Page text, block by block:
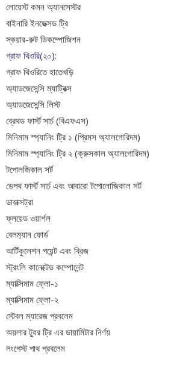
লোয়েস্ট কমন অ্যানসেস্টর
বাইনারি ইনডেক্সড ট্রি
স্কয়ার-রুট ডিকম্পোজিশন
গ্রাফ থিওরি(২০):
গ্রাফ থিওরিতে হাতেখড়ি
অ্যাডজেসেন্সি ম্যাট্রিক্স
অ্যাডজেসেন্সি লিস্ট
ব্রেথড ফার্স্ট সার্চ (বিএফএস)
মিনিমাম স্প্যানিং ট্রি ১ (প্রিমস অ্যালগোরিদম)
মিনিমাম স্প্যানিং ট্রি ২ (ক্রুসকাল অ্যালগোরিদম)
টপোলজিকাল সর্ট
ডেপথ ফার্স্ট সার্চ এবং আবারো টপোলোজিকাল সর্ট
ডায়াক্সট্রা
ফ্লয়েড ওয়ার্শল
বেলম‍্যান ফোর্ড
আর্টিকুলেশন পয়েন্ট এবং ব্রিজ
স্ট্রংলি কানেক্টেড কম্পোনেন্ট
ম্যাক্সিমাম ফ্লো-১
ম্যাক্সিমাম ফ্লো-২
স্টেবল ম্যারেজ প্রবলেম
অয়লার ট্যুর ট্রি এর ডায়ামিটার নির্ণয়
লংগেস্ট পাথ প্রবলেম